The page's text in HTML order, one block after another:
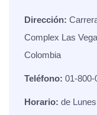
Dirección:
Complex Las
Colombia
Teléfono: 01-800-
Horario: de